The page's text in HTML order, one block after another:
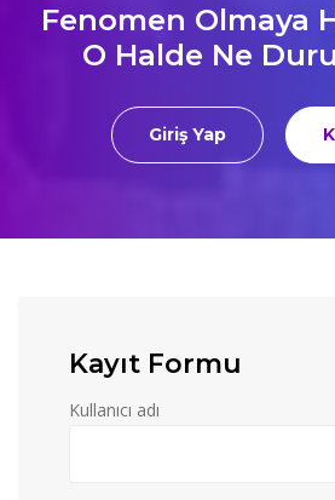
Fenomen Olmaya
O Halde Ne
Giriş Yap
Kayıt Formu
Kullanıcı adı